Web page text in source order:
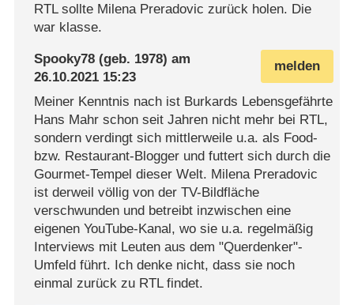
RTL sollte Milena Preradovic zurück holen. Die
war klasse.
melden
Spooky78 (geb. 1978) am
26.10.2021 15:23
Meiner Kenntnis nach ist Burkards Lebensgefährte
Hans Mahr schon seit Jahren nicht mehr bei RTL,
sondern verdingt sich mittlerweile u.a. als Food-
bzw. Restaurant-Blogger und futtert sich durch die
Gourmet-Tempel dieser Welt. Milena Preradovic
ist derweil völlig von der TV-Bildfläche
verschwunden und betreibt inzwischen eine
eigenen YouTube-Kanal, wo sie u.a. regelmäßig
Interviews mit Leuten aus dem "Querdenker"-
Umfeld führt. Ich denke nicht, dass sie noch
einmal zurück zu RTL findet.